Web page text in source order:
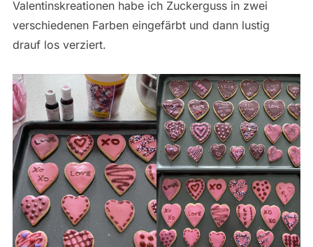
Valentinskreationen habe ich Zuckerguss in zwei
verschiedenen Farben eingefärbt und dann lustig
drauf los verziert.